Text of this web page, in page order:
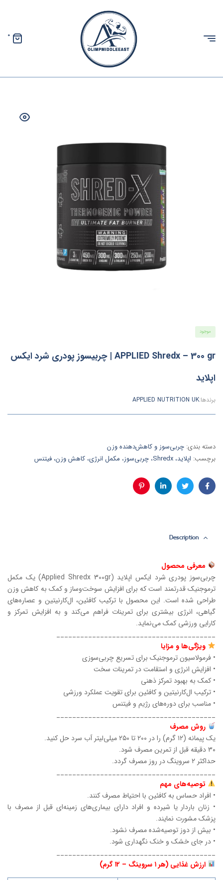
الیمپ
0
موجود
APPLIED Shredx – 300 gr | چربیسوز پودری شرد ایکس
اپلاید
برندها:APPLIED NUTRITION UK
دسته بندی: چربی‌سوز و کاهش‌دهنده وزن
برچسب: اپلاید، Shredx، چربی‌سوز، مکمل انرژی، کاهش وزن، فیتنس
فیس
توئیتر لینکدینپینترست
Description
معرفی محصول
چربی‌سوز پودری شرد ایکس اپلاید (Applied Shredx 300gr) یک مکمل
ترموجنیک قدرتمند است که برای افزایش سوخت‌وساز و کمک به کاهش وزن
طراحی شده است. این محصول با ترکیب کافئین، ال‌کارنیتین و عصاره‌های
گیاهی، انرژی بیشتری برای تمرینات فراهم می‌کند و به افزایش تمرکز و
کارایی ورزشی کمک می‌نماید.
________________________________________
ویژگی‌ها و مزایا
• فرمولاسیون ترموجنیک برای تسریع چربی‌سوزی
• افزایش انرژی و استقامت در تمرینات سخت
• کمک به بهبود تمرکز ذهنی
• ترکیب ال‌کارنیتین و کافئین برای تقویت عملکرد ورزشی
• مناسب برای دوره‌های رژیم و فیتنس
________________________________________
روش مصرف
یک پیمانه (۱۲ گرم) را در ۲۰۰ تا ۲۵۰ میلی‌لیتر آب سرد حل کنید.
۳۰ دقیقه قبل از تمرین مصرف شود.
حداکثر ۲ سروینگ در روز مصرف گردد.
________________________________________
توصیه‌های مهم
• افراد حساس به کافئین با احتیاط مصرف کنند.
• زنان باردار یا شیرده و افراد دارای بیماری‌های زمینه‌ای قبل از مصرف با
پزشک مشورت نمایند.
• بیش از دوز توصیه‌شده مصرف نشود.
• در جای خشک و خنک نگهداری شود.
________________________________________
ارزش غذایی (هر ۱ سروینگ – ۱۲ گرم)